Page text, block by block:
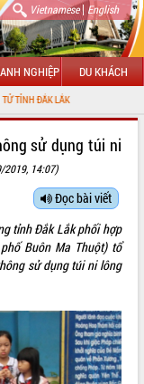
Vietnamese| English
NGHIỆP DU KHÁCH
LẮK
sử dụng túi ni
2019, 14:07)
Đọc bài viết
tỉnh Đắk Lắk phối hợp
Buôn Ma Thuột) tổ
sử dụng túi ni lông